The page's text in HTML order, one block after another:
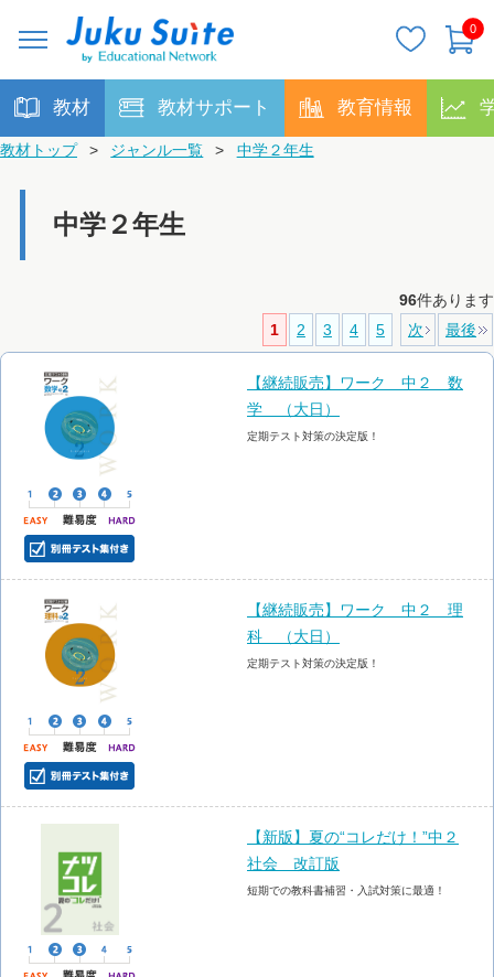
0
教材 教材サポート 教育情報
教材トップ > ジャンル一覧 > 中学２年生
中学２年生
96件あります
1
2 3 4 5 次 最後
【継続販売】ワーク 中２ 数
学 （大日）
定期テスト対策の決定版！
【継続販売】ワーク 中２ 理
科 （大日）
定期テスト対策の決定版！
【新版】夏の“コレだけ！”中２
社会 改訂版
短期での教科書補習・入試対策に最適！